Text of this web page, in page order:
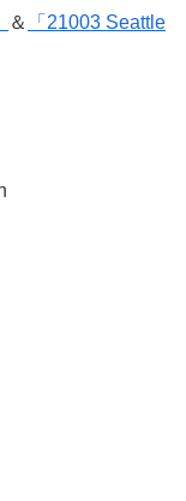
＆
「21003 Seattle